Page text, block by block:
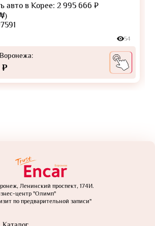
авто в Корее: 2 995 666 ₽
54
₽
Ленинский проспект, 174И.
центр "Олимп"
по предварительной записи"